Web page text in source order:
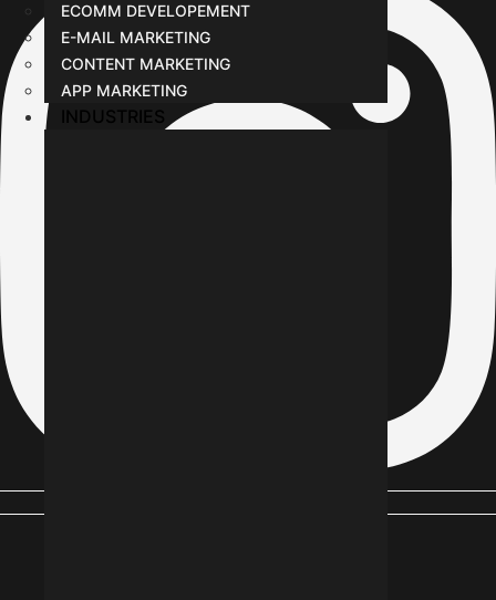
ECOMM DEVELOPEMENT
E-MAIL MARKETING
CONTENT MARKETING
APP MARKETING
INDUSTRIES